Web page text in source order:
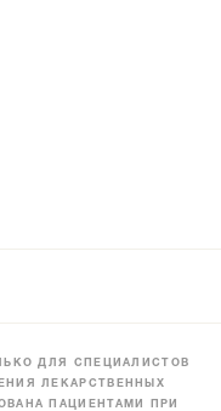
ДЛЯ СПЕЦИАЛИСТОВ
ЛЕКАРСТВЕННЫХ
ПАЦИЕНТАМИ ПРИ